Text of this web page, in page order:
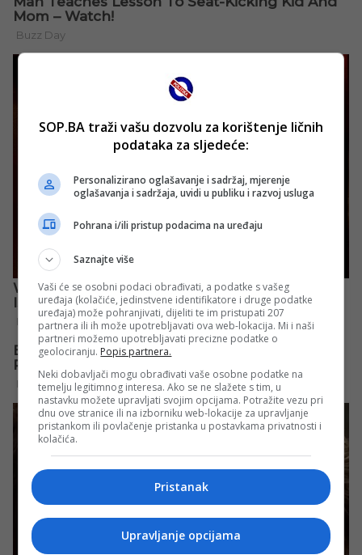
SOP.BA traži vašu dozvolu za korištenje ličnih
podataka za sljedeće:
Personalizirano oglašavanje i sadržaj, mjerenje
oglašavanja i sadržaja, uvidi u publiku i razvoj usluga
Pohrana i/ili pristup podacima na uređaju
Saznajte više
Vaši će se osobni podaci obrađivati, a podatke s vašeg
uređaja (kolačiće, jedinstvene identifikatore i druge podatke
uređaja) može pohranjivati, dijeliti te im pristupati 207
partnera ili ih može upotrebljavati ova web-lokacija. Mi i naši
partneri možemo upotrebljavati precizne podatke o
geolociranju. Popis partnera.
Neki dobavljači mogu obrađivati vaše osobne podatke na
temelju legitimnog interesa. Ako se ne slažete s tim, u
nastavku možete upravljati svojim opcijama. Potražite vezu pri
dnu ove stranice ili na izborniku web-lokacije za upravljanje
pristankom ili povlačenje pristanka u postavkama privatnosti i
kolačića.
Pristanak
Upravljanje opcijama